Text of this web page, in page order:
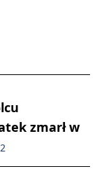
zmarł w